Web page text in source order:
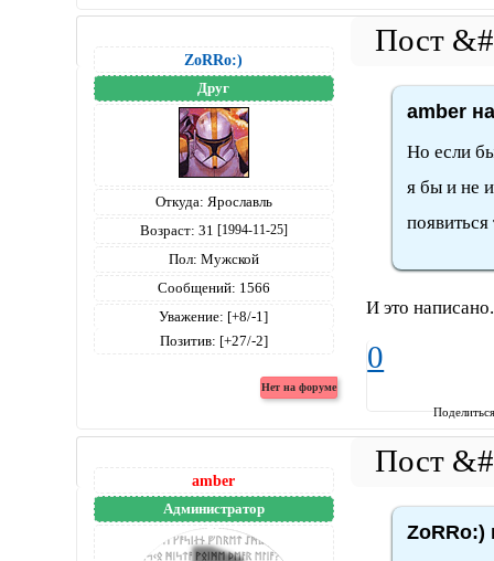
ZoRRo:)
Друг
Откуда: Ярославль
Возраст: 31 [1994-11-25]
Пол: Мужской
Сообщений: 1566
Уважение: [+8/-1]
Позитив: [+27/-2]
amber
Но если
я бы и не
И это
0
amber
Администратор
ZoRRo:)